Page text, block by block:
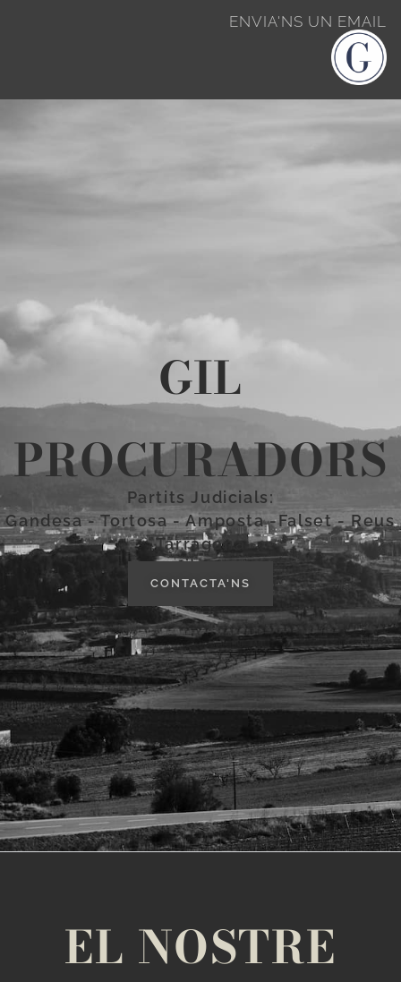
ENVIA'NS UN EMAIL
GIL
PROCURADORS
Partits Judicials:
Gandesa - Tortosa - Amposta -Falset - Reus
Tarragona
CONTACTA'NS
EL NOSTRE